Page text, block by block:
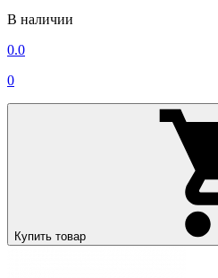
В наличии
0.0
0
Купить товар